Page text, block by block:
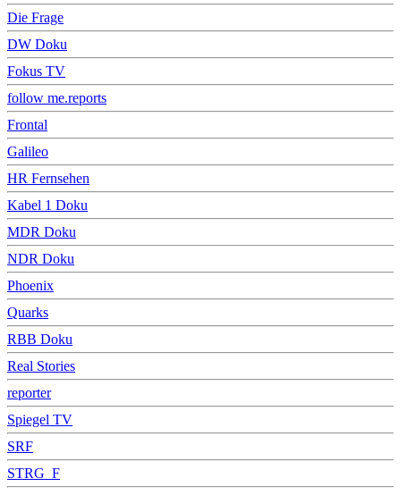
Die Frage
DW Doku
Fokus TV
follow me.reports
Frontal
Galileo
HR Fernsehen
Kabel 1 Doku
MDR Doku
NDR Doku
Phoenix
Quarks
RBB Doku
Real Stories
reporter
Spiegel TV
SRF
STRG_F